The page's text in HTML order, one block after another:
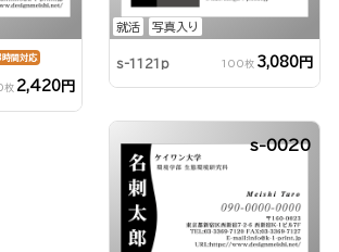
時間対応
枚 2,420円
就活 写真入り
s-1121p 100枚 3,080円
s-0020